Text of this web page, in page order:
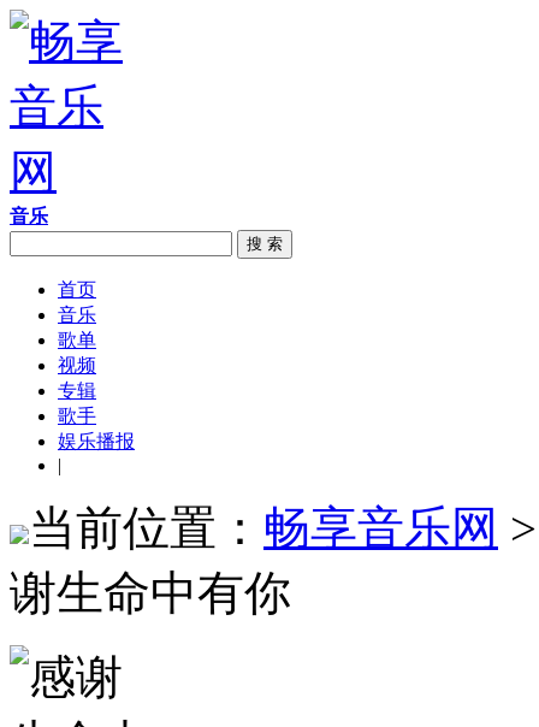
音乐
搜 索
首页
音乐
歌单
视频
专辑
歌手
娱乐播报
|
当前位置： 畅享音乐网
谢生命中有你